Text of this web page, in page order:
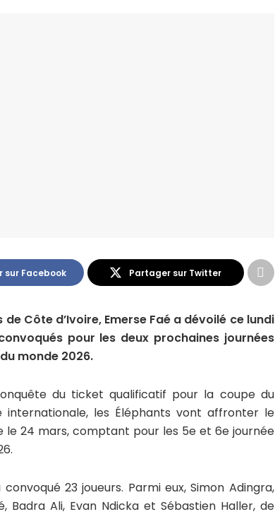
sur Facebook Partager sur Twitter
Côte d’Ivoire, Emerse Faé a dévoilé ce lundi
pour les deux prochaines journées
monde 2026.
du ticket qualificatif pour la coupe du
internationale, les Éléphants vont affronter le
le 24 mars, comptant pour les 5e et 6e journée
23 joueurs. Parmi eux, Simon Adingra,
Badra Ali, Evan Ndicka et Sébastien Haller, de